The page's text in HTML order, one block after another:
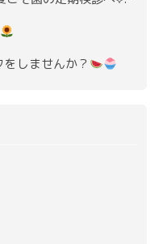
しませんか？